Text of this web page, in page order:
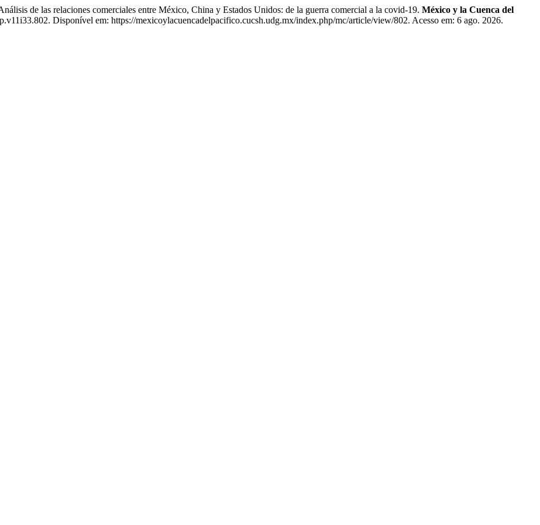
de las relaciones comerciales entre México, China y Estados Unidos: de la guerra comercial a la covid-19. México y la Cuenca del
Disponível em: https://mexicoylacuencadelpacifico.cucsh.udg.mx/index.php/mc/article/view/802. Acesso em: 6 ago. 2026.